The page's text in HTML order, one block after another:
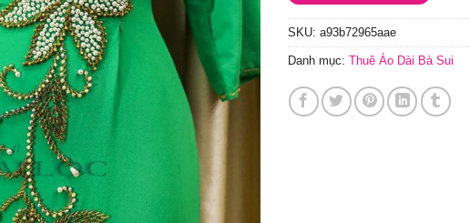
SKU: a93b72965aae
Danh mục: Thuê Áo Dài Bà Sui